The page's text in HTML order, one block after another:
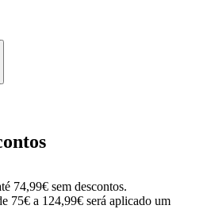
74,99€ sem descontos.
75€ a 124,99€ será aplicado um